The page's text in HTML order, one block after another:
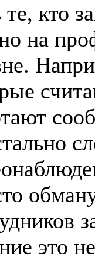
те, кто
на
это